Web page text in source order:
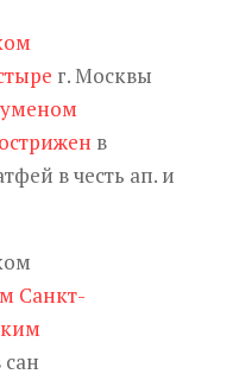
г. Москвы
в
в честь ап. и
Санкт-
сан